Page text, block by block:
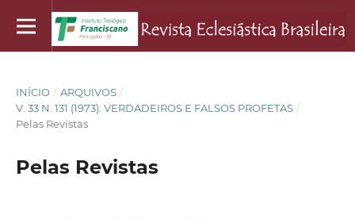
INÍCIO / ARQUIVOS /
V. 33 N. 131 (1973): VERDADEIROS E FALSOS PROFETAS /
Pelas Revistas
Pelas Revistas